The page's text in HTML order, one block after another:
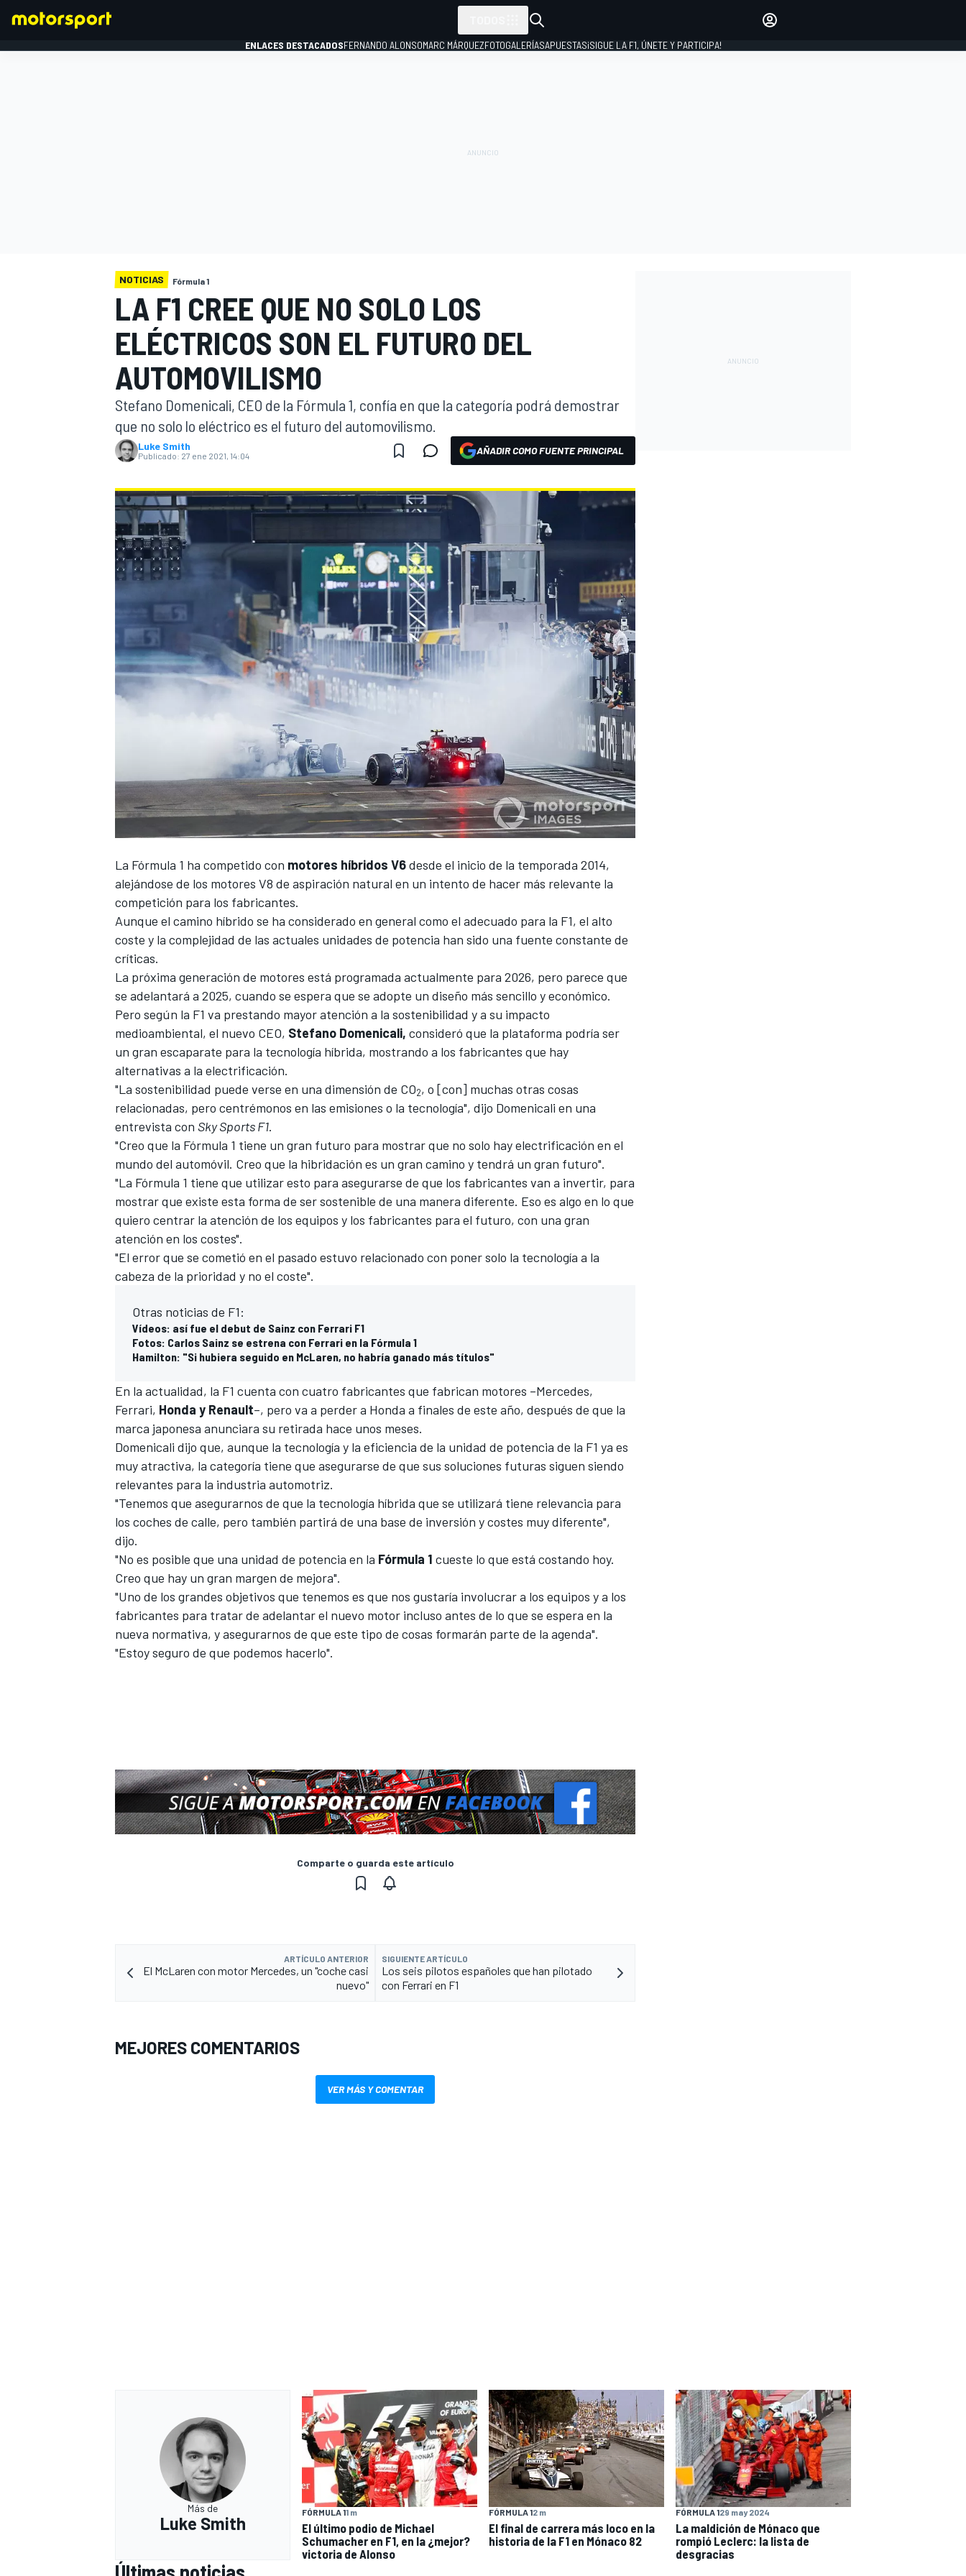
WEC
MÁS CATEGORÍAS
ENLACES DESTACADOSFERNANDO ALONSOMARC MÁRQUEZFOTOGALERÍASAPUESTAS¡SIGUE LA F1, ÚNETE Y PARTICIPA!
NOTICIAS Fórmula 1
LA F1 CREE QUE NO SOLO LOS
ELÉCTRICOS SON EL FUTURO DEL
AUTOMOVILISMO
Stefano Domenicali, CEO de la Fórmula 1, confía en que la categoría podrá demostrar
que no solo lo eléctrico es el futuro del automovilismo.
Luke Smith
Publicado: 27 ene 2021, 14:04 AÑADIR COMO FUENTE PRINCIPAL
La Fórmula 1 ha competido con motores híbridos V6desde el inicio de la temporada 2014,
alejándose de los motores V8 de aspiración natural en un intento de hacer más relevante la
competición para los fabricantes.
Aunque el camino híbrido se ha considerado en general como el adecuado para la F1, el alto
coste y la complejidad de las actuales unidades de potencia han sido una fuente constante de
críticas.
La próxima generación de motores está programada actualmente para 2026, pero parece que
se adelantará a 2025, cuando se espera que se adopte un diseño más sencillo y económico.
Pero según la F1 va prestando mayor atención a la sostenibilidad y a su impacto
medioambiental, el nuevo CEO, Stefano Domenicali, consideró que la plataforma podría ser
un gran escaparate para la tecnología híbrida, mostrando a los fabricantes que hay
alternativas a la electrificación.
"La sostenibilidad puede verse en una dimensión de CO2, o [con] muchas otras cosas
relacionadas, pero centrémonos en las emisiones o la tecnología", dijo Domenicali en una
entrevista con Sky Sports F1.
"Creo que la Fórmula 1 tiene un gran futuro para mostrar que no solo hay electrificación en el
mundo del automóvil. Creo que la hibridación es un gran camino y tendrá un gran futuro".
"La Fórmula 1 tiene que utilizar esto para asegurarse de que los fabricantes van a invertir, para
mostrar que existe esta forma de ser sostenible de una manera diferente. Eso es algo en lo que
quiero centrar la atención de los equipos y los fabricantes para el futuro, con una gran
atención en los costes".
"El error que se cometió en el pasado estuvo relacionado con poner solo la tecnología a la
cabeza de la prioridad y no el coste".
Otras noticias de F1:
Vídeos: así fue el debut de Sainz con Ferrari F1
Fotos: Carlos Sainz se estrena con Ferrari en la Fórmula 1
Hamilton: "Si hubiera seguido en McLaren, no habría ganado más títulos"
En la actualidad, la F1 cuenta con cuatro fabricantes que fabrican motores –Mercedes,
Ferrari, Honda y Renault–, pero va a perder a Honda a finales de este año, después de que la
marca japonesa anunciara su retirada hace unos meses.
Domenicali dijo que, aunque la tecnología y la eficiencia de la unidad de potencia de la F1 ya es
muy atractiva, la categoría tiene que asegurarse de que sus soluciones futuras siguen siendo
relevantes para la industria automotriz.
"Tenemos que asegurarnos de que la tecnología híbrida que se utilizará tiene relevancia para
los coches de calle, pero también partirá de una base de inversión y costes muy diferente",
dijo.
"No es posible que una unidad de potencia en la Fórmula 1 cueste lo que está costando hoy.
Creo que hay un gran margen de mejora".
"Uno de los grandes objetivos que tenemos es que nos gustaría involucrar a los equipos y a los
fabricantes para tratar de adelantar el nuevo motor incluso antes de lo que se espera en la
nueva normativa, y asegurarnos de que este tipo de cosas formarán parte de la agenda".
"Estoy seguro de que podemos hacerlo".
Comparte o guarda este artículo
ARTÍCULO ANTERIOR
El McLaren con motor Mercedes, un "coche casi
nuevo"
SIGUIENTE ARTÍCULO
Los seis pilotos españoles que han pilotado
con Ferrari en F1
MEJORES COMENTARIOS
VER MÁS Y COMENTAR
Más de
Luke Smith
FÓRMULA 11 m
El último podio de Michael
Schumacher en F1, en la ¿mejor?
victoria de Alonso
FÓRMULA 12 m
El final de carrera más loco en la
historia de la F1 en Mónaco 82
FÓRMULA 129 may 2024
La maldición de Mónaco que
rompió Leclerc: la lista de
desgracias